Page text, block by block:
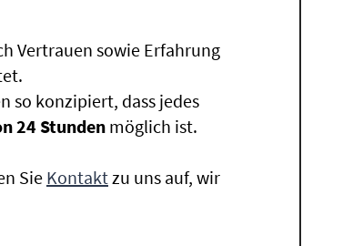
Vertrauen sowie Erfahrung
so konzipiert, dass jedes
24 Stunden möglich ist.
Sie Kontaktzu uns auf, wir